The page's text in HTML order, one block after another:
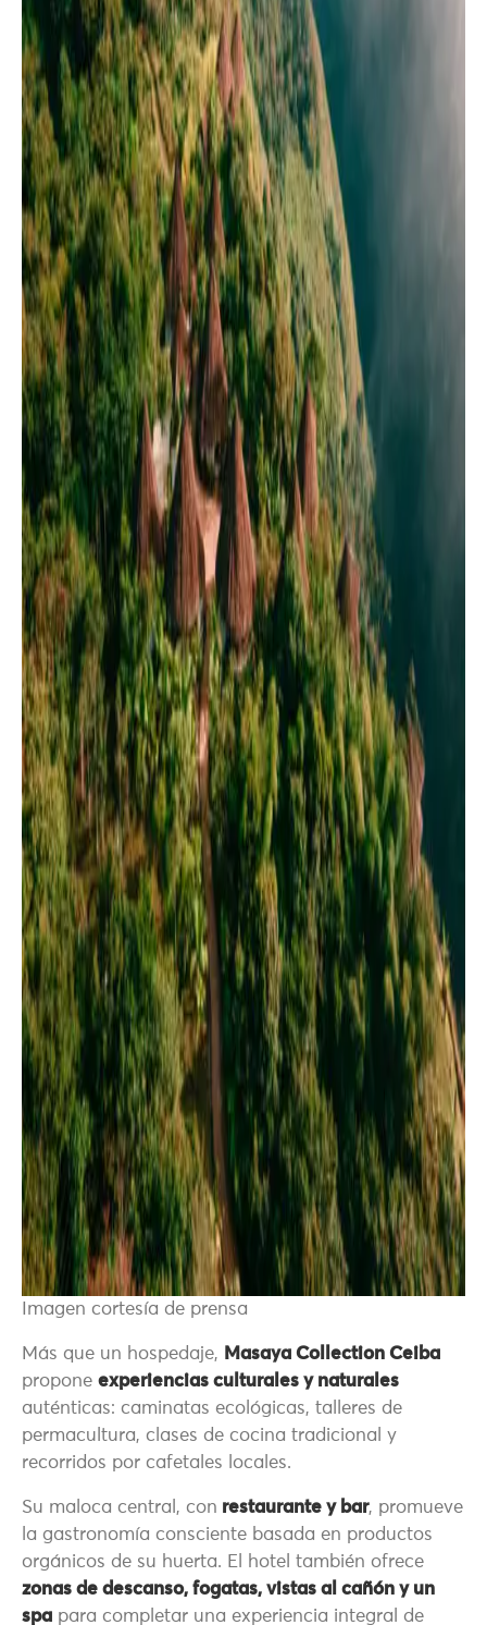
Imagen cortesía de prensa
Más que un hospedaje, Masaya Collection Ceiba
propone experiencias culturales y naturales
auténticas: caminatas ecológicas, talleres de
permacultura, clases de cocina tradicional y
recorridos por cafetales locales.
Su maloca central, con restaurante y bar, promueve
la gastronomía consciente basada en productos
orgánicos de su huerta. El hotel también ofrece
zonas de descanso, fogatas, vistas al cañón y un
spa para completar una experiencia integral de